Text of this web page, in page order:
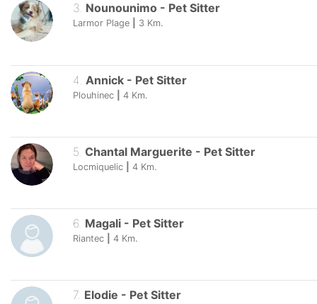
3. Nounounimo - Pet Sitter
Larmor Plage 3 Km.
4 Annick - Pet Sitter
Plouhinec 4 Km.
5 Chantal Marguerite - Pet Sitter
Locmiquelic 4 Km.
6. Magali - Pet Sitter
Riantec 4 Km.
7. Elodie - Pet Sitter